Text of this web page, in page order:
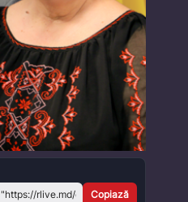
Copiază